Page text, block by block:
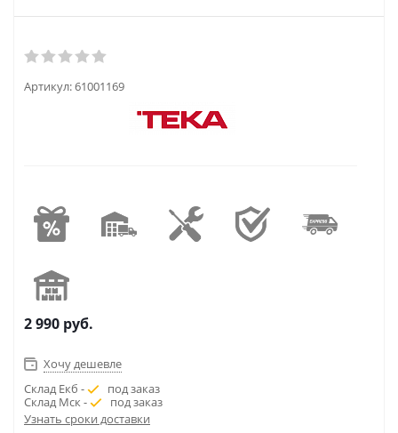
Артикул:61001169
2 990 руб.
Хочу дешевле
Склад Екб -
под заказ
Склад Мск -
под заказ
Узнать сроки доставки